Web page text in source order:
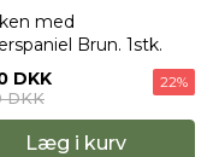
med
Brun. 1stk.
DKK
DKK
22%
Læg i kurv